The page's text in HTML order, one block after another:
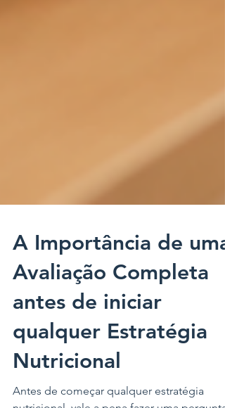
A Importância de uma
Avaliação Completa
antes de iniciar
qualquer Estratégia
Nutricional